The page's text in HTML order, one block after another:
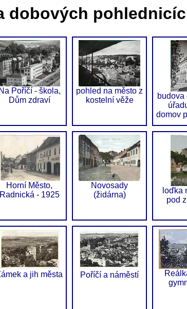
dobových
Na Poříčí - škola,
Dům zdraví
pohled na město z
kostelní věže
budova
domov
Horní Město,
Radnická - 1925
Novosady
(židárna)
loďka
pod
a jih města Poříčí a náměstí